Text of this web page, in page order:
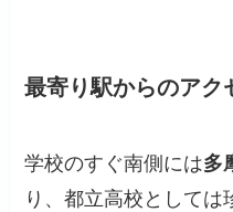
最寄り駅からのアク
学校のすぐ南側には多
り、都立高校として